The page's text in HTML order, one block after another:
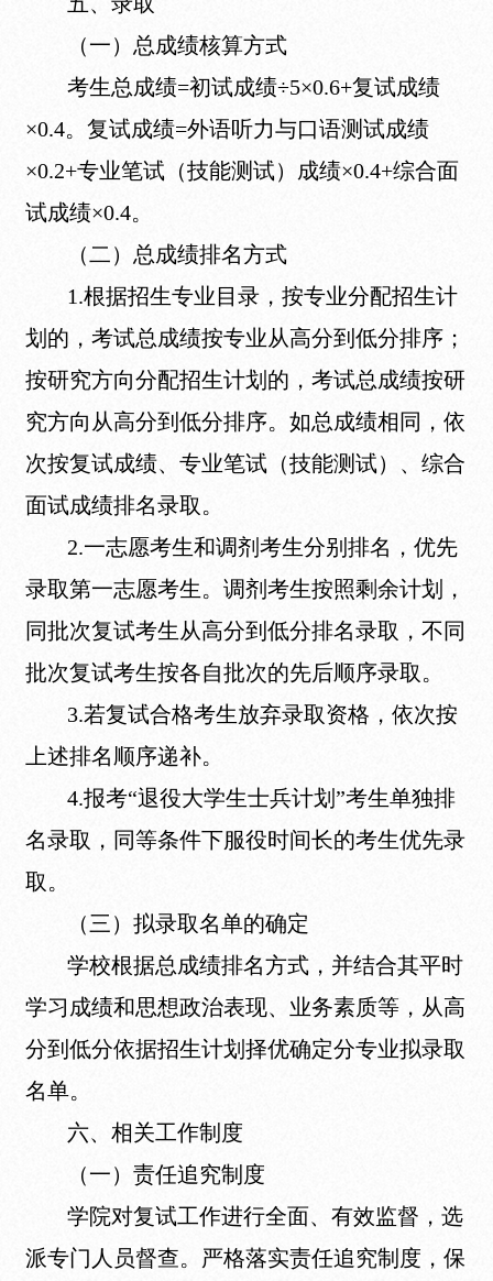
（一）总成绩核算方式
考生总成绩=初试成绩÷5×0.6+复试成绩
×0.4。复试成绩=外语听力与口语测试成绩
×0.2+专业笔试（技能测试）成绩×0.4+综合面
试成绩×0.4。
（二）总成绩排名方式
1.根据招生专业目录，按专业分配招生计
划的，考试总成绩按专业从高分到低分排序；
按研究方向分配招生计划的，考试总成绩按研
究方向从高分到低分排序。如总成绩相同，依
次按复试成绩、专业笔试（技能测试）、综合
面试成绩排名录取。
2.一志愿考生和调剂考生分别排名，优先
录取第一志愿考生。调剂考生按照剩余计划，
同批次复试考生从高分到低分排名录取，不同
批次复试考生按各自批次的先后顺序录取。
3.若复试合格考生放弃录取资格，依次按
上述排名顺序递补。
4.报考“退役大学生士兵计划”考生单独排
名录取，同等条件下服役时间长的考生优先录
取。
（三）拟录取名单的确定
学校根据总成绩排名方式，并结合其平时
学习成绩和思想政治表现、业务素质等，从高
分到低分依据招生计划择优确定分专业拟录取
名单。
六、相关工作制度
（一）责任追究制度
学院对复试工作进行全面、有效监督，选
派专门人员督查。严格落实责任追究制度，保